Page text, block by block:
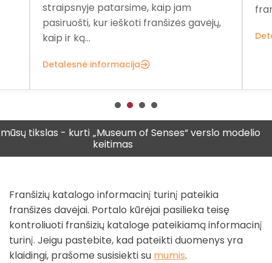
franšizės pagrindu veiksiančio verslo...
Detalesnė informacija
tikslas - kurti „Museum of Senses“ verslo modelio
keitimas
Vis
Franšizių katalogo informacinį turinį pateikia
franšizės davėjai. Portalo kūrėjai pasilieka teisę
kontroliuoti franšizių kataloge pateikiamą informacinį
turinį. Jeigu pastebite, kad pateikti duomenys yra
klaidingi, prašome susisiekti su mumis.